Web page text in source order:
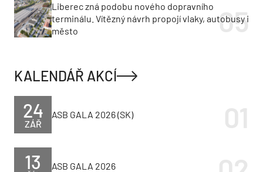
Liberec zná podobu nového dopravního
terminálu. Vítězný návrh propojí vlaky, autobusy i
město
KALENDÁŘ AKCÍ
ZÁŘ
24 ASB GALA 2026 (SK)
13 ASB GALA 2026